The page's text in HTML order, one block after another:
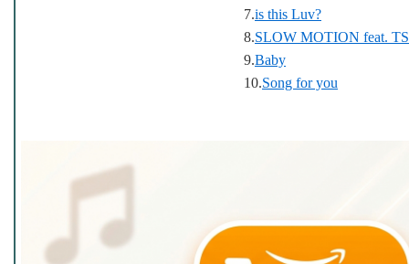
7.is this Luv?
8.SLOW MOTION feat.
9.Baby
10.Song for you